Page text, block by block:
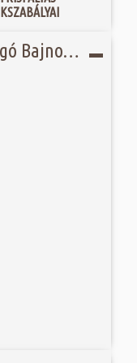
Városi Kispályás Labdarúgó Bajnokság 2020